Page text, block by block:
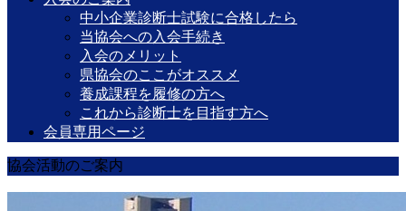
中小企業診断士試験に合格したら
当協会への入会手続き
入会のメリット
県協会のここがオススメ
養成課程を履修の方へ
これから診断士を目指す方へ
会員専用ページ
協会活動のご案内